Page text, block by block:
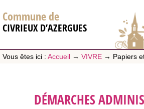
Commune de
CIVRIEUX D’AZERGUES
Vous êtes ici : Accueil → VIVRE → Papiers
DÉMARCHES